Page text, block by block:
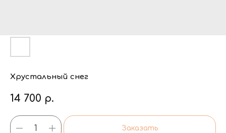
Хрустальный снег
14 700 р.
Заказать